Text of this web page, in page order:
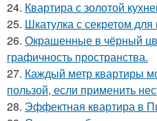
24. Квартира с золотой
25. Шкатулка с секретом
26. Окрашенные в чёрный
графичность пространства.
27. Каждый метр квартиры
пользой, если применить
28. Эффектная квартира в